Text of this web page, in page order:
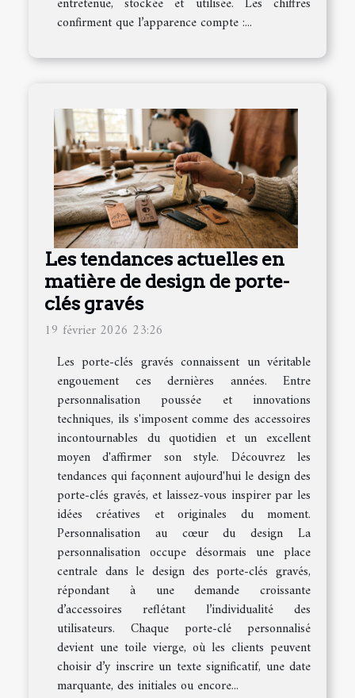
confirment que l’apparence compte :...
Les tendances actuelles en
matière de design de porte-
clés gravés
19 février 2026 23:26
Les porte-clés gravés connaissent un véritable
engouement ces dernières années. Entre
personnalisation poussée et innovations
techniques, ils s'imposent comme des accessoires
incontournables du quotidien et un excellent
moyen d'affirmer son style. Découvrez les
tendances qui façonnent aujourd'hui le design des
porte-clés gravés, et laissez-vous inspirer par les
idées créatives et originales du moment.
Personnalisation au cœur du design La
personnalisation occupe désormais une place
centrale dans le design des porte-clés gravés,
répondant à une demande croissante
d’accessoires reflétant l’individualité des
utilisateurs. Chaque porte-clé personnalisé
devient une toile vierge, où les clients peuvent
choisir d’y inscrire un texte significatif, une date
marquante, des initiales ou encore...